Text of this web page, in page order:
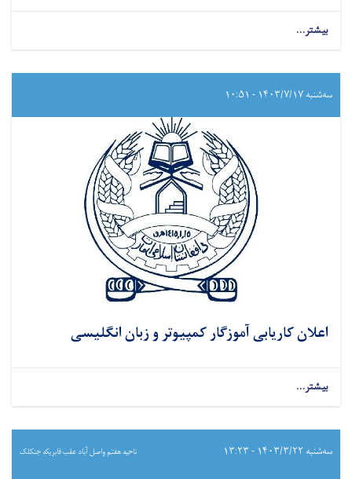
بیشتر...
سه‌شنبه ۱۴۰۳/۷/۱۷ - ۱۰:۵۱
اعلان کاریابی آموزگار کمپیوتر و زبان انگلیسی
بیشتر...
سه‌شنبه ۱۴۰۳/۳/۲۲ - ۱۳:۲۳ ناحیه هفتم واصل آباد عقب فابریکه جنکلک